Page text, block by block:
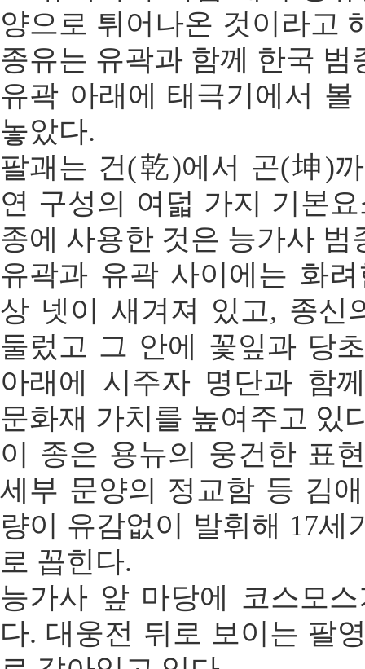
양으로 튀어나온 것이라고
종유는 유곽과 함께 한국 범
유곽 아래에 태극기에서
놓았다.
팔괘는 건(乾)에서 곤(坤)
연 구성의 여덟 가지 기본
종에 사용한 것은 능가사 범
유곽과 유곽 사이에는 화
상 넷이 새겨져 있고, 종신
둘렀고 그 안에 꽃잎과 당
아래에 시주자 명단과 함
문화재 가치를 높여주고 있
이 종은 용뉴의 웅건한 표
세부 문양의 정교함 등 김
량이 유감없이 발휘해 17세
로 꼽힌다.
능가사 앞 마당에 코스모
다. 대웅전 뒤로 보이는 팔